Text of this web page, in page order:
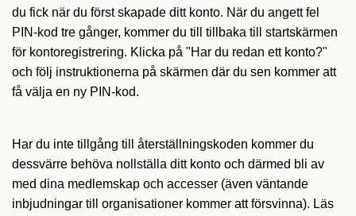
du fick när du först skapade ditt konto. När du angett fel
PIN-kod tre gånger, kommer du till tillbaka till startskärmen
för kontoregistrering. Klicka på "Har du redan ett konto?"
och följ instruktionerna på skärmen där du sen kommer att
få välja en ny PIN-kod.
Har du inte tillgång till återställningskoden kommer du
dessvärre behöva nollställa ditt konto och därmed bli av
med dina medlemskap och accesser (även väntande
inbjudningar till organisationer kommer att försvinna). Läs